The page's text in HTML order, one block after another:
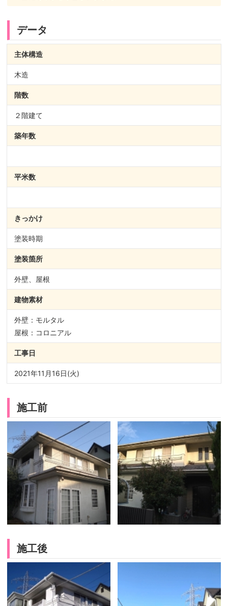
データ
主体構造
木造
階数
２階建て
築年数
平米数
きっかけ
塗装時期
塗装箇所
外壁、屋根
建物素材
外壁：モルタル
屋根：コロニアル
工事日
2021年11月16日(火)
施工前
施工後